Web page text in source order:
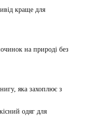
краще для
на природі без
яка захоплює з
одяг для